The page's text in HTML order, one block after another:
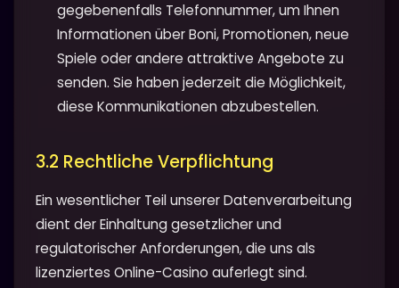
gegebenenfalls Telefonnummer, um Ihnen
Informationen über Boni, Promotionen, neue
Spiele oder andere attraktive Angebote zu
senden. Sie haben jederzeit die Möglichkeit,
diese Kommunikationen abzubestellen.
3.2 Rechtliche Verpflichtung
Ein wesentlicher Teil unserer Datenverarbeitung
dient der Einhaltung gesetzlicher und
regulatorischer Anforderungen, die uns als
lizenziertes Online-Casino auferlegt sind.